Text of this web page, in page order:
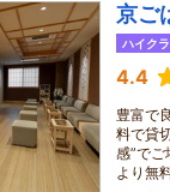
京ご
ハイク
4.4
豊富で
料で貸
感”で
より無